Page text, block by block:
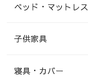
ベッド・マットレス
子供家具
寝具・カバー